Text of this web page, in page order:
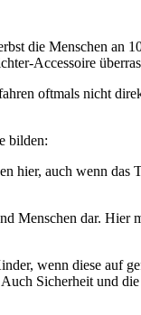
die Menschen an
Accessoire
oftmals nicht
bilden:
hier, auch wenn das
Menschen dar. Hier
wenn diese auf
Sicherheit und